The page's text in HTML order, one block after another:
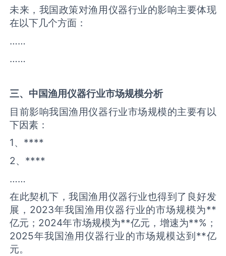
未来，我国政策对渔用仪器行业的影响主要体现
在以下几个方面：
……
……
三、中国渔用仪器行业市场规模分析
目前影响我国渔用仪器行业市场规模的主要有以
下因素：
1、****
2、****
……
在此契机下，我国渔用仪器行业也得到了良好发
展，2023年我国渔用仪器行业的市场规模为**
亿元；2024年市场规模为**亿元，增速为**%；
2025年我国渔用仪器行业的市场规模达到**亿
元。